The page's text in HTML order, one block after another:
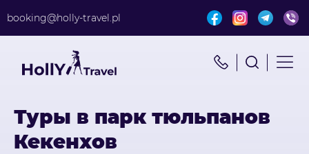
booking@holly-travel.pl
Найти путешествие x
Туры в парк тюльпанов
Кекенхов